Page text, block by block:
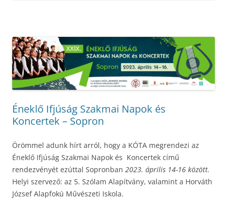
Éneklő Ifjúság Szakmai Napok és
Koncertek – Sopron
Örömmel adunk hírt arról, hogy a KÓTA megrendezi az
Éneklő Ifjúság Szakmai Napok és Koncertek című
rendezvényét ezúttal Sopronban 2023. április 14-16 között.
Helyi szervező: az 5. Szólam Alapítvány, valamint a Horváth
József Alapfokú Művészeti Iskola.